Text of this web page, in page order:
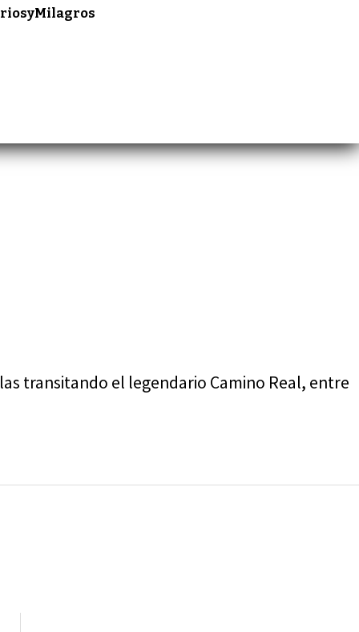
transitando el legendario Camino Real, entre